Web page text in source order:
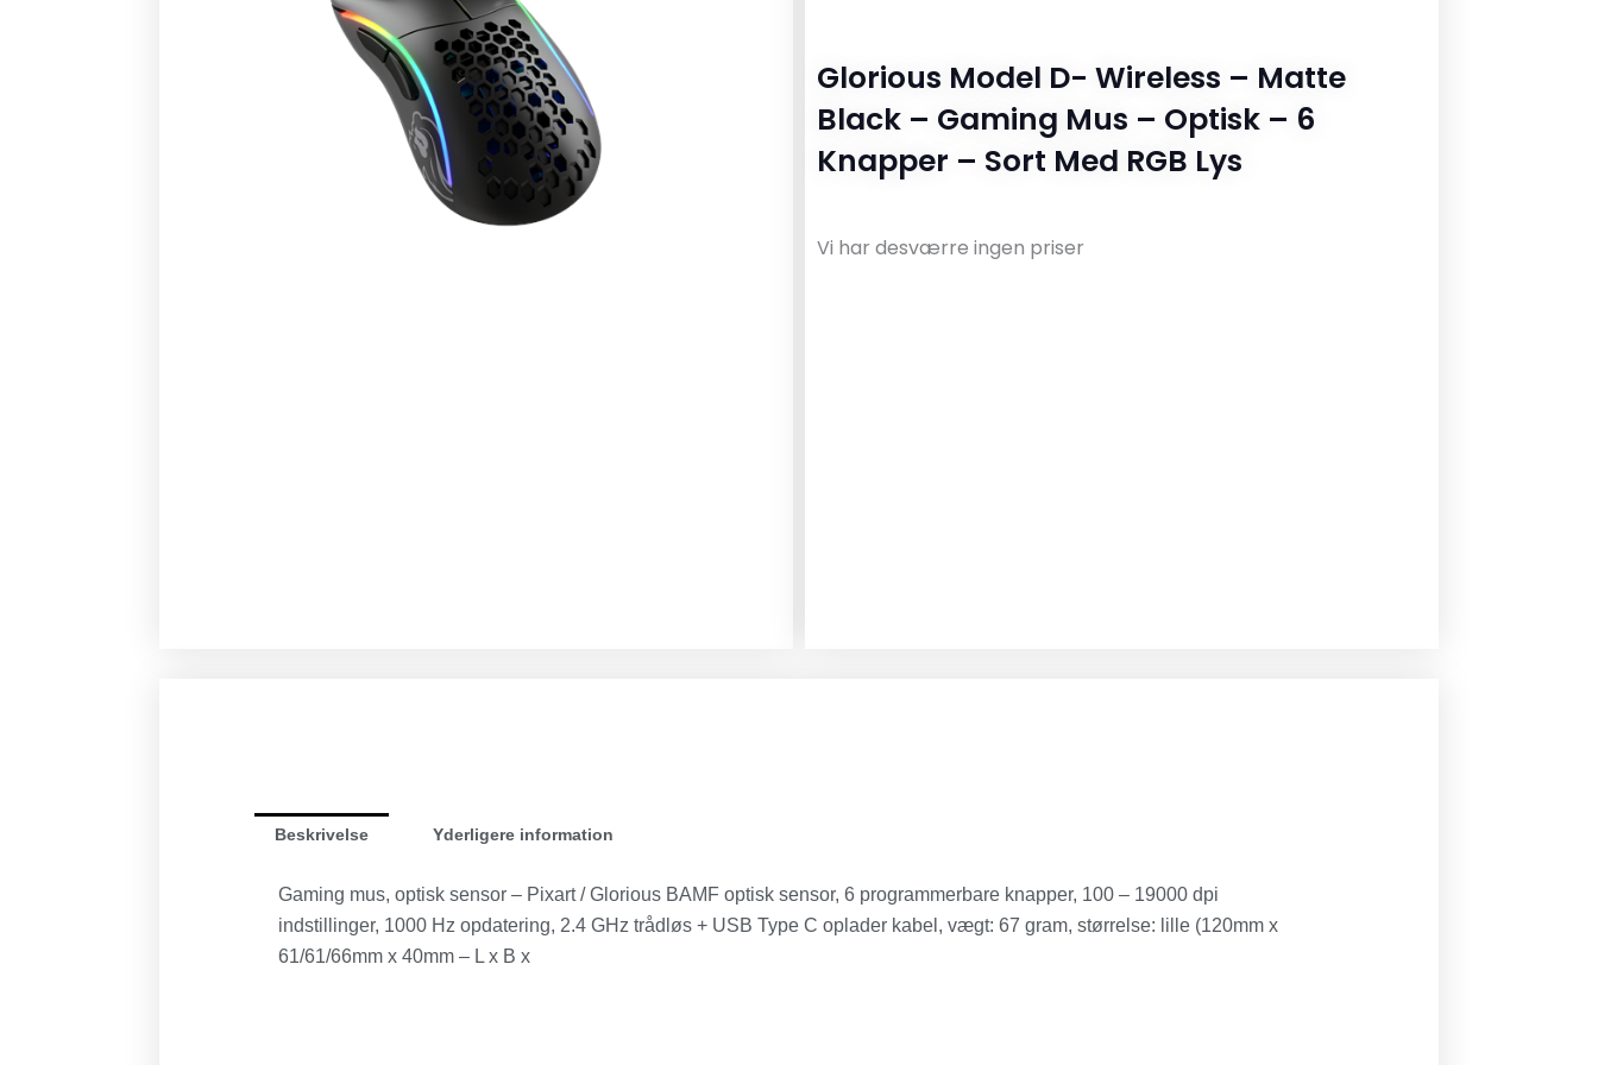
Glorious Model D- Wireless – Matte
Black – Gaming Mus – Optisk – 6
Knapper – Sort Med RGB Lys
Vi har desværre ingen priser
Beskrivelse Yderligere information
Gaming mus, optisk sensor – Pixart / Glorious BAMF optisk sensor, 6 programmerbare knapper, 100 – 19000 dpi
indstillinger, 1000 Hz opdatering, 2.4 GHz trådløs + USB Type C oplader kabel, vægt: 67 gram, størrelse: lille (120mm x
61/61/66mm x 40mm – L x B x